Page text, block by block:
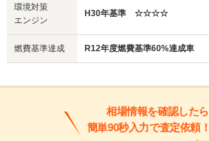
環境対策
エンジン
H30年基準 ☆☆☆☆
燃費基準達成 R12年度燃費基準60%達成車
相場情報を確認したら
簡単90秒入力で査定依頼！